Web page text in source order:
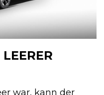
war, kann der